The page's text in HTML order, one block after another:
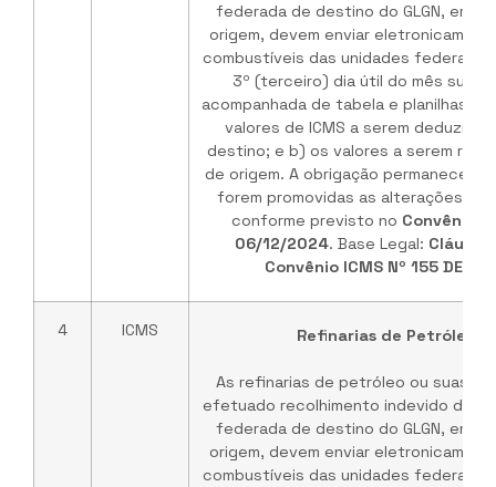
federada de destino do GLGN, em
origem, devem enviar
combustíveis das unidades
3º (terceiro) dia útil do mês
acompanhada de tabela e planilhas
valores de ICMS a serem
destino; e b) os valores a serem
de origem. A obrigação permanece
forem promovidas as alterações no
conforme previsto no Convênio
06/12/2024. Base Legal:
Convênio ICMS Nº 155 DE
4 ICMS Refinarias de Petróleo /
As refinarias de petróleo ou suas
efetuado recolhimento indevido do
federada de destino do GLGN, em
origem, devem enviar
combustíveis das unidades